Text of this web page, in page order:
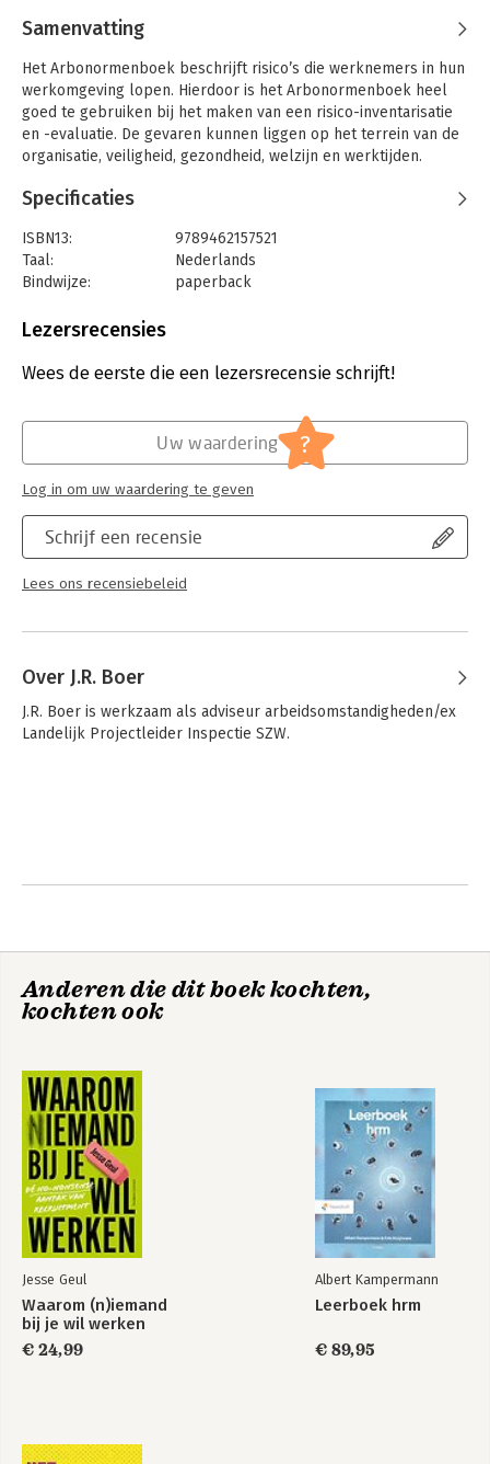
Samenvatting
Het Arbonormenboek beschrijft risico’s die werknemers in hun
werkomgeving lopen. Hierdoor is het Arbonormenboek heel
goed te gebruiken bij het maken van een risico-inventarisatie
en -evaluatie. De gevaren kunnen liggen op het terrein van de
organisatie, veiligheid, gezondheid, welzijn en werktijden.
Voor deze verschillende onderwerpen is een team van
deskundigen op zoek gegaan naar relevante informatie en
heeft die op een inzichtelijke wijze bijeengebracht. In een
oogopslag vindt u voor de meeste onderwerpen de eisen
waaraan u als werkgever moet voldoen. Wilt u meer informatie,
en jurisprudentie.
Specificaties
ISBN13:
9789462157521
Taal:
Nederlands
Bindwijze:
paperback
Uitgever:
Verschijningsdatum:
12-7-2021
Personeelsmanagement
Arbeidsrecht: algemeen
Serie:
Vakmedianet - Arbonormenboek
Lezersrecensies
Wees de eerste die een lezersrecensie schrijft!
Schrijf een recensie
Lees ons recensiebeleid
Uw waardering ?
Log in om uw waardering te geven
Over J.R. Boer
J.R. Boer is werkzaam als adviseur arbeidsomstandigheden/ex
Landelijk Projectleider Inspectie SZW.
Anderen die dit boek kochten,
kochten ook
Jesse Geul
Waarom (n)iemand
bij je wil werken
€ 24,99
Albert Kampermann
Leerboek hrm
€ 89,95